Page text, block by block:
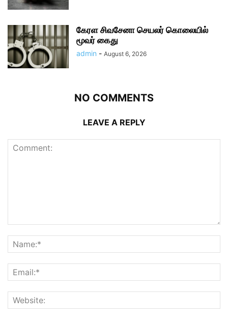
கேரள சிவசேனா செயலர் கொலையில்
மூவர் கைது
admin - August 6, 2026
NO COMMENTS
LEAVE A REPLY